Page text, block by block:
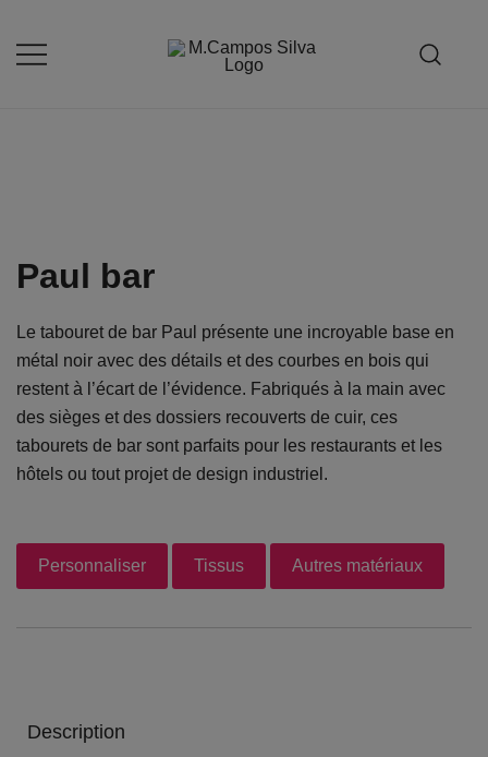
content
Paul bar
Le tabouret de bar Paul présente une incroyable base en
métal noir avec des détails et des courbes en bois qui
restent à l’écart de l’évidence. Fabriqués à la main avec
des sièges et des dossiers recouverts de cuir, ces
tabourets de bar sont parfaits pour les restaurants et les
hôtels ou tout projet de design industriel.
Personnaliser Tissus Autres matériaux
Description